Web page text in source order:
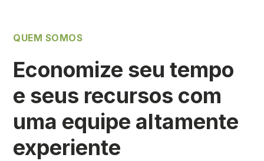
QUEM SOMOS
Economize seu tempo
e seus recursos com
uma equipe altamente
experiente